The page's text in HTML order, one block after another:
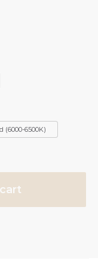
(6000-6500K)